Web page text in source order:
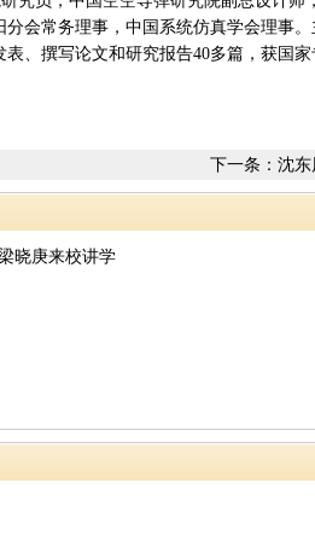
分会常务理事，中国系统仿真学会理事
、撰写论文和研究报告40多篇，获国
下一条： 沈东
晓庚来校讲学